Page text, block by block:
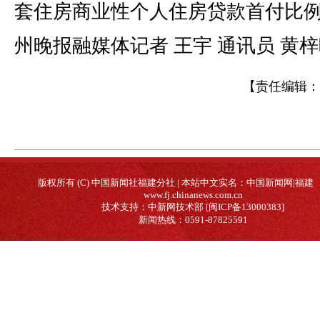
套住房商业性个人住房贷款首付比
州晚报融媒体记者 王宇 通讯员 黄
【责任编辑：
版权所有 (C) 中国新闻社福建分社 | 本站中文实名：中国新闻网|福建
www.fj.chinanews.com.cn
技术支持：中新网技术部 [闽ICP备13000383]
新闻热线：0591-87825591